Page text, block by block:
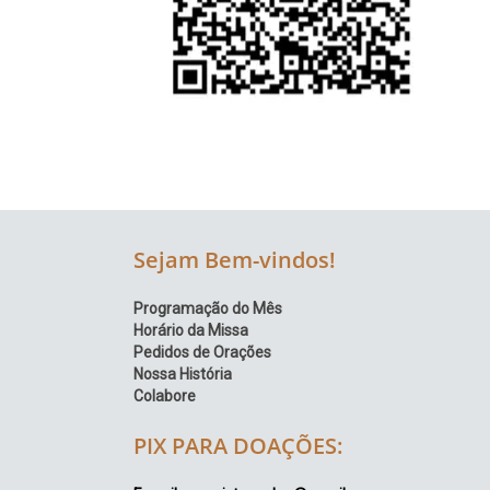
Região
Episcopal
Sejam Bem-vindos!
Programação do Mês
Horário da Missa
Pedidos de Orações
Nossa História
Colabore
PIX PARA DOAÇÕES: